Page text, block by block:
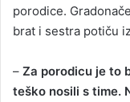
porodice.
brat i sestra potiču
– Za porodicu je to
teško nosili s time.